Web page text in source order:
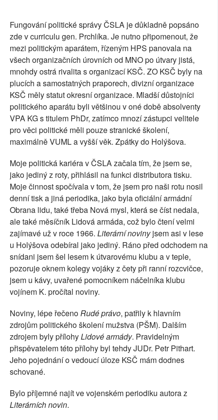
Fungování politické správy ČSLA je důkladně popsáno
zde v curriculu gen. Prchlíka. Je nutno připomenout, že
mezi politickým aparátem, řízeným HPS panovala na
všech organizačních úrovních od MNO po útvary jistá,
mnohdy ostrá rivalita s organizací KSČ. ZO KSČ byly na
plucích a samostatných praporech, divizní organizace
KSČ měly statut okresní organizace. Mladší důstojníci
politického aparátu byli většinou v oné době absolventy
VPA KG s titulem PhDr, zatímco mnozí zástupci velitele
pro věci politické měli pouze stranické školení,
maximálně VUML a vyšší věk. Zpátky do Holýšova.
Moje politická kariéra v ČSLA začala tím, že jsem se,
jako jediný z roty, přihlásil na funkci distributora tisku.
Moje činnost spočívala v tom, že jsem pro naši rotu nosil
denní tisk a jiná periodika, jako byla oficiální armádní
Obrana lidu, také třeba Nová mysl, která se číst nedala,
ale také měsíčník Lidová armáda, což bylo čtení velmi
zajímavé už v roce 1966. Literární novinyjsem asi v lese
u Holýšova odebíral jako jediný. Ráno před odchodem na
snídani jsem šel lesem k útvarovému klubu a v teple,
pozoruje oknem kolegy vojáky z čety při ranní rozcvičce,
jsem u kávy, uvařené pomocníkem náčelníka klubu
vojínem K. pročítal noviny.
Noviny, lépe řečenoRudé právo, patřily k hlavním
zdrojům politického školení mužstva (PŠM). Dalším
zdrojem byly přílohyLidové armády. Pravidelným
přispěvatelem této přílohy byl tehdy JUDr. Petr Pithart.
Jeho pojednání o vedoucí úloze KSČ mám dodnes
schované.
Bylo příjemné najít ve vojenském periodiku autora z
Literárních novin.